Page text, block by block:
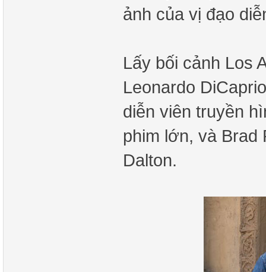
ảnh của vị đạo
Lấy bối cảnh Los
Leonardo
diễn viên truyền
phim lớn, và Brad
Dalton.